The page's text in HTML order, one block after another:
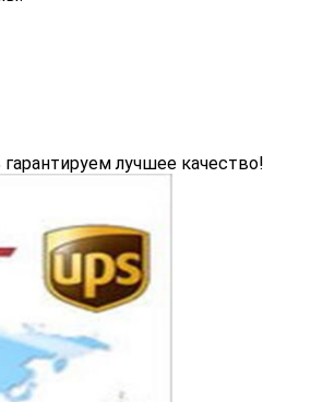
лучшее качество!